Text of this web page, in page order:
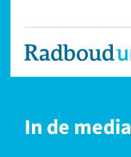
In de media